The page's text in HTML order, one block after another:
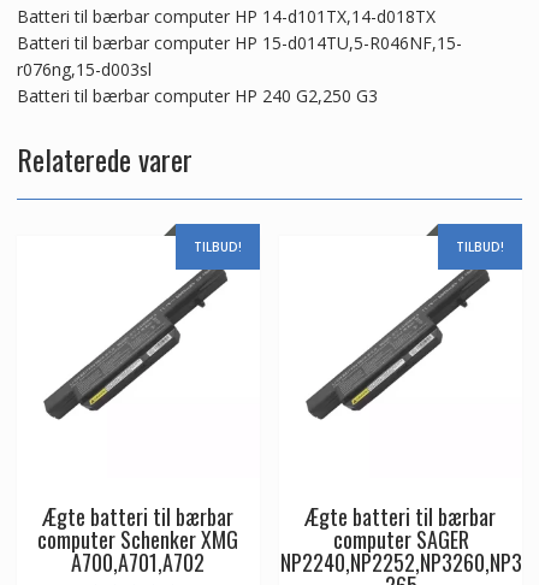
Batteri til bærbar computer HP 14-d101TX,14-d018TX
Batteri til bærbar computer HP 15-d014TU,5-R046NF,15-
r076ng,15-d003sl
Batteri til bærbar computer HP 240 G2,250 G3
Relaterede varer
TILBUD!
Ægte batteri til bærbar
computer Schenker XMG
A700,A701,A702
TILBUD!
Ægte batteri til bærbar
computer SAGER
NP2240,NP2252,NP3260,NP3